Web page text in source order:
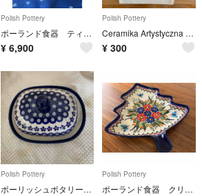
Polish Pottery
ポーランド食器 ティーポット&シュガーポット
¥ 6,900
Polish Pottery
Ceramika Artystyczna 巾着布袋
¥ 300
Polish Pottery
ポーリッシュポタリー バターケース
Polish Pottery
ポーランド食器 クリスマスツリーのお皿